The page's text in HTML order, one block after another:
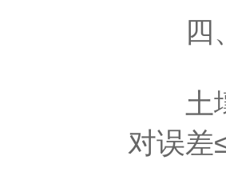
四、
土壤
对误差